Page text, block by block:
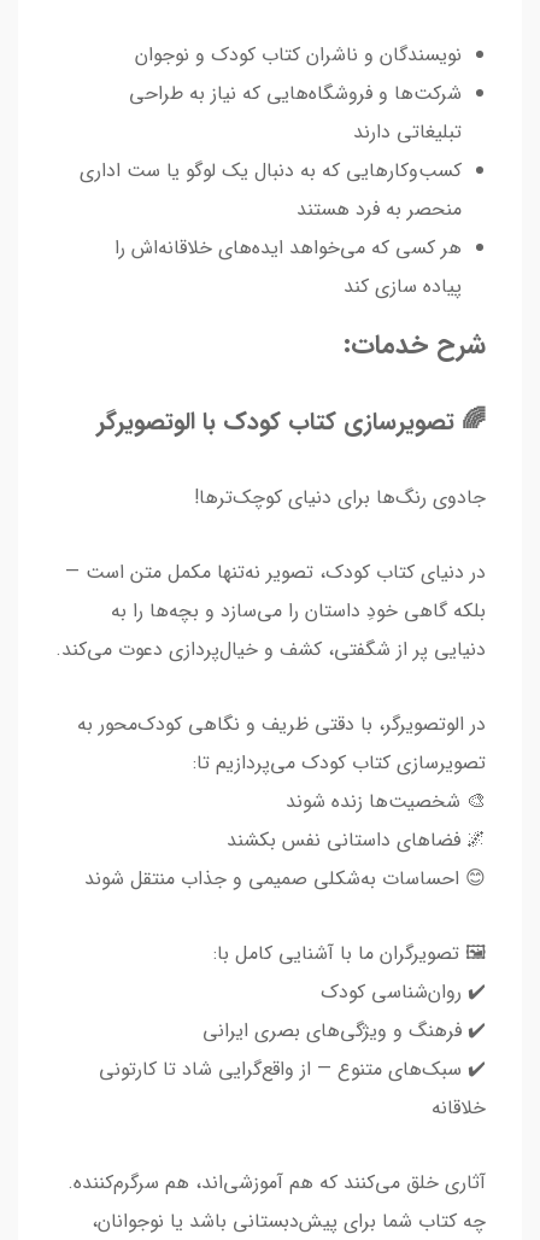
نویسندگان و ناشران کتاب کودک و نوجوان
شرکت‌ها و فروشگاه‌هایی که نیاز به طراحی
تبلیغاتی دارند
کسب‌وکارهایی که به دنبال یک لوگو یا ست اداری
منحصر به فرد هستند
هر کسی که می‌خواهد ایده‌های خلاقانه‌اش را
پیاده سازی کند
شرح خدمات:
🌈 تصویرسازی کتاب کودک با الوتصویرگر
جادوی رنگ‌ها برای دنیای کوچک‌ترها!
در دنیای کتاب کودک، تصویر نه‌تنها مکمل متن است —
بلکه گاهی خودِ داستان را می‌سازد و بچه‌ها را به
دنیایی پر از شگفتی، کشف و خیال‌پردازی دعوت می‌کند.
در الوتصویرگر، با دقتی ظریف و نگاهی کودک‌محور به
تصویرسازی کتاب کودک می‌پردازیم تا:
🎨 شخصیت‌ها زنده شوند
🌌 فضاهای داستانی نفس بکشند
😊 احساسات به‌شکلی صمیمی و جذاب منتقل شوند
🖼️ تصویرگران ما با آشنایی کامل با:
✔️ روان‌شناسی کودک
✔️ فرهنگ و ویژگی‌های بصری ایرانی
✔️ سبک‌های متنوع — از واقع‌گرایی شاد تا کارتونی
خلاقانه
آثاری خلق می‌کنند که هم آموزشی‌اند، هم سرگرم‌کننده.
چه کتاب شما برای پیش‌دبستانی باشد یا نوجوانان،